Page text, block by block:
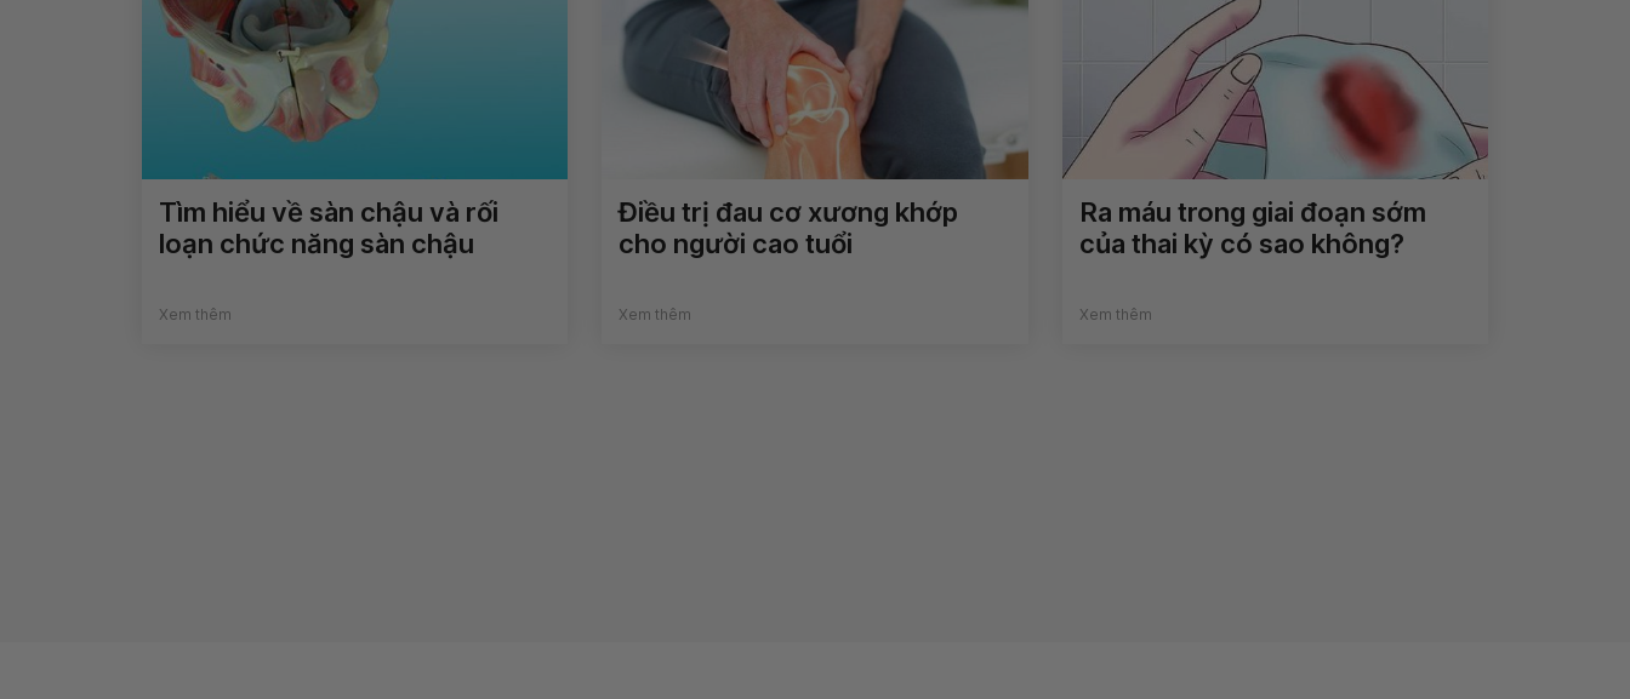
Tìm hiểu về sàn chậu và rối
loạn chức năng sàn chậu
Xem thêm
Điều trị đau cơ xương khớp
cho người cao tuổi
Xem thêm
Ra máu trong giai đoạn sớm
của thai kỳ có sao không?
Xem thêm